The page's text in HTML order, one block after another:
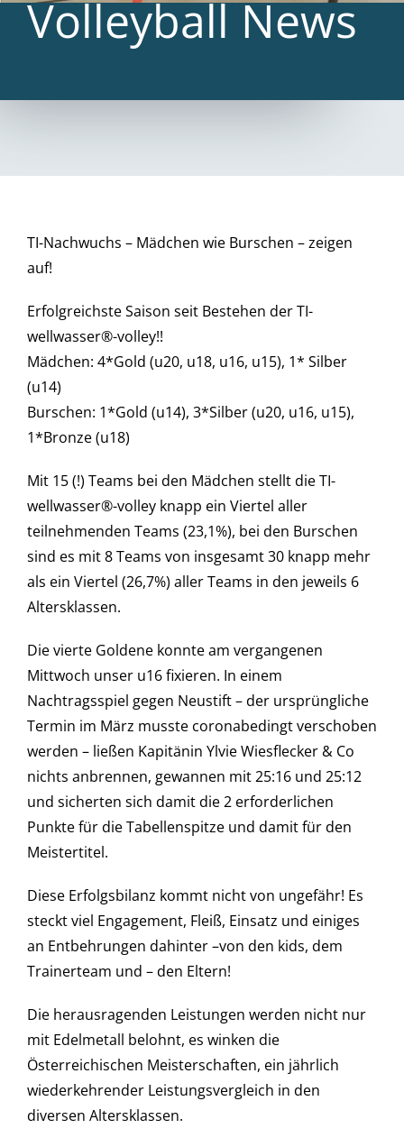
Volleyball News
TI-Nachwuchs – Mädchen wie Burschen – zeigen
auf!
Erfolgreichste Saison seit Bestehen der TI-
wellwasser®-volley!!
Mädchen: 4*Gold (u20, u18, u16, u15), 1* Silber
(u14)
Burschen: 1*Gold (u14), 3*Silber (u20, u16, u15),
1*Bronze (u18)
Mit 15 (!) Teams bei den Mädchen stellt die TI-
wellwasser®-volley knapp ein Viertel aller
teilnehmenden Teams (23,1%), bei den Burschen
sind es mit 8 Teams von insgesamt 30 knapp mehr
als ein Viertel (26,7%) aller Teams in den jeweils 6
Altersklassen.
Die vierte Goldene konnte am vergangenen
Mittwoch unser u16 fixieren. In einem
Nachtragsspiel gegen Neustift – der ursprüngliche
Termin im März musste coronabedingt verschoben
werden – ließen Kapitänin Ylvie Wiesflecker & Co
nichts anbrennen, gewannen mit 25:16 und 25:12
und sicherten sich damit die 2 erforderlichen
Punkte für die Tabellenspitze und damit für den
Meistertitel.
Diese Erfolgsbilanz kommt nicht von ungefähr! Es
steckt viel Engagement, Fleiß, Einsatz und einiges
an Entbehrungen dahinter –von den kids, dem
Trainerteam und – den Eltern!
Die herausragenden Leistungen werden nicht nur
mit Edelmetall belohnt, es winken die
Österreichischen Meisterschaften, ein jährlich
wiederkehrender Leistungsvergleich in den
diversen Altersklassen.